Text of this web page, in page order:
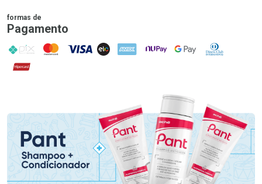
formas de
Pagamento
PIX MasterCard
VISA ELO AMEX NuPay Google PayDiners Club
Hipercard
Promoção em Destaque